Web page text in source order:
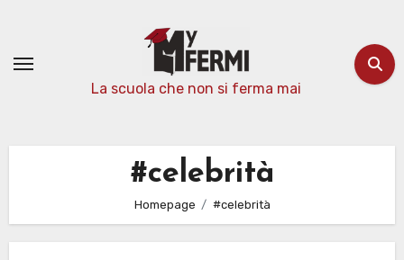
contenuto
La scuola che non si ferma mai
#celebrità
Homepage #celebrità